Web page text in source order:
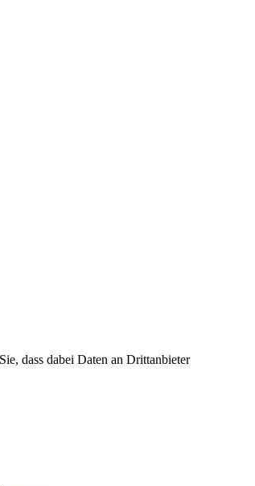
dass dabei Daten an Drittanbieter